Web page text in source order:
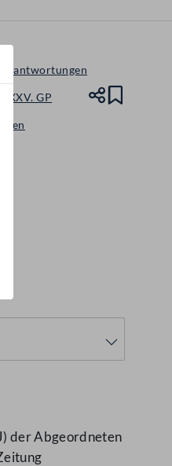
Beantwortungen
XXV. GP
der Abgeordneten